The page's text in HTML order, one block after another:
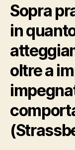
Sopra
in
oltre a